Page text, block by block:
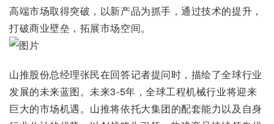
高端市场取得突破，以新产品为抓手，通过技术的提升，
打破商业壁垒，拓展市场空间。
山推股份总经理张民在回答记者提问时，描绘了全球行业
发展的未来蓝图。未来3-5年，全球工程机械行业将迎来
巨大的市场机遇。山推将依托大集团的配套能力以及自身